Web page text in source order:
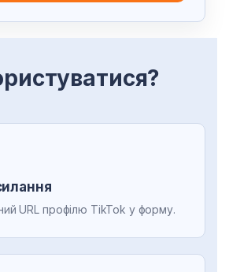
URL профілю TikTok у форму.